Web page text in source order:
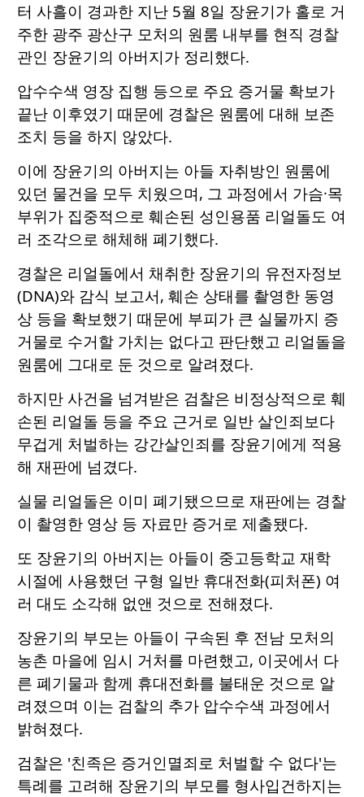
터 사흘이 경과한 지난 5월 8일 장윤기가 홀로 거
주한 광주 광산구 모처의 원룸 내부를 현직 경찰
관인 장윤기의 아버지가 정리했다.
압수수색 영장 집행 등으로 주요 증거물 확보가
끝난 이후였기 때문에 경찰은 원룸에 대해 보존
조치 등을 하지 않았다.
이에 장윤기의 아버지는 아들 자취방인 원룸에
있던 물건을 모두 치웠으며, 그 과정에서 가슴·목
부위가 집중적으로 훼손된 성인용품 리얼돌도 여
러 조각으로 해체해 폐기했다.
경찰은 리얼돌에서 채취한 장윤기의 유전자정보
(DNA)와 감식 보고서, 훼손 상태를 촬영한 동영
상 등을 확보했기 때문에 부피가 큰 실물까지 증
거물로 수거할 가치는 없다고 판단했고 리얼돌을
원룸에 그대로 둔 것으로 알려졌다.
하지만 사건을 넘겨받은 검찰은 비정상적으로 훼
손된 리얼돌 등을 주요 근거로 일반 살인죄보다
무겁게 처벌하는 강간살인죄를 장윤기에게 적용
해 재판에 넘겼다.
실물 리얼돌은 이미 폐기됐으므로 재판에는 경찰
이 촬영한 영상 등 자료만 증거로 제출됐다.
또 장윤기의 아버지는 아들이 중고등학교 재학
시절에 사용했던 구형 일반 휴대전화(피처폰) 여
러 대도 소각해 없앤 것으로 전해졌다.
장윤기의 부모는 아들이 구속된 후 전남 모처의
농촌 마을에 임시 거처를 마련했고, 이곳에서 다
른 폐기물과 함께 휴대전화를 불태운 것으로 알
려졌으며 이는 검찰의 추가 압수수색 과정에서
밝혀졌다.
검찰은 '친족은 증거인멸죄로 처벌할 수 없다'는
특례를 고려해 장윤기의 부모를 형사입건하지는